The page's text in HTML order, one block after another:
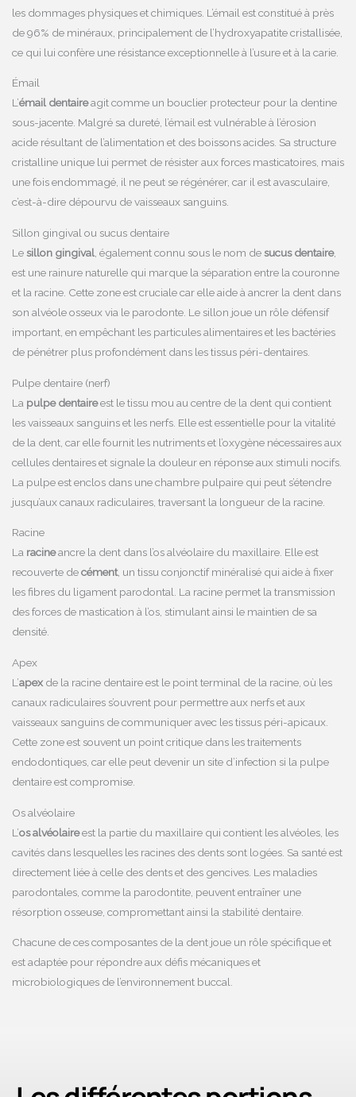
les dommages physiques et chimiques. L’émail est constitué à près
de 96% de minéraux, principalement de l’hydroxyapatite cristallisée,
ce qui lui confère une résistance exceptionnelle à l’usure et à la carie.
Émail
L’émail dentaireagit comme un bouclier protecteur pour la dentine
sous-jacente. Malgré sa dureté, l’émail est vulnérable à l’érosion
acide résultant de l’alimentation et des boissons acides. Sa structure
cristalline unique lui permet de résister aux forces masticatoires, mais
une fois endommagé, il ne peut se régénérer, car il est avasculaire,
c’est-à-dire dépourvu de vaisseaux sanguins.
Sillon gingival ou sucus dentaire
Lesillon gingival , également connu sous le nom desucus dentaire,
est une rainure naturelle qui marque la séparation entre la couronne
et la racine. Cette zone est cruciale car elle aide à ancrer la dent dans
son alvéole osseux via le parodonte. Le sillon joue un rôle défensif
important, en empêchant les particules alimentaires et les bactéries
de pénétrer plus profondément dans les tissus péri-dentaires.
Pulpe dentaire (nerf)
La pulpe dentaireest le tissu mou au centre de la dent qui contient
les vaisseaux sanguins et les nerfs. Elle est essentielle pour la vitalité
de la dent, car elle fournit les nutriments et l’oxygène nécessaires aux
cellules dentaires et signale la douleur en réponse aux stimuli nocifs.
La pulpe est enclos dans une chambre pulpaire qui peut s’étendre
jusqu’aux canaux radiculaires, traversant la longueur de la racine.
Racine
La racineancre la dent dans l’os alvéolaire du maxillaire. Elle est
recouverte decément, un tissu conjonctif minéralisé qui aide à fixer
les fibres du ligament parodontal. La racine permet la transmission
des forces de mastication à l’os, stimulant ainsi le maintien de sa
densité.
Apex
L’apex de la racine dentaire est le point terminal de la racine, où les
canaux radiculaires s’ouvrent pour permettre aux nerfs et aux
vaisseaux sanguins de communiquer avec les tissus péri-apicaux.
Cette zone est souvent un point critique dans les traitements
endodontiques, car elle peut devenir un site d’infection si la pulpe
dentaire est compromise.
Os alvéolaire
L’os alvéolaireest la partie du maxillaire qui contient les alvéoles, les
cavités dans lesquelles les racines des dents sont logées. Sa santé est
directement liée à celle des dents et des gencives. Les maladies
parodontales, comme la parodontite, peuvent entraîner une
résorption osseuse, compromettant ainsi la stabilité dentaire.
Chacune de ces composantes de la dent joue un rôle spécifique et
est adaptée pour répondre aux défis mécaniques et
microbiologiques de l’environnement buccal.